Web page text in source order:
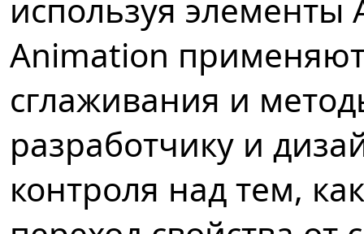
используя
Animation
сглаживания и
разработчику и
контроля над тем,